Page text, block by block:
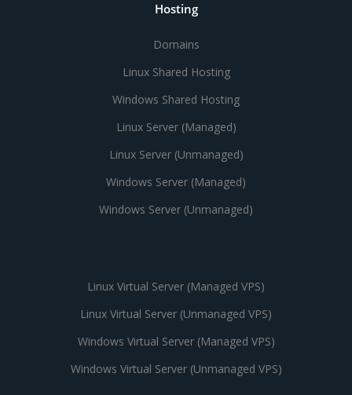
Hosting
Domains
Linux Shared Hosting
Windows Shared Hosting
Linux Server (Managed)
Linux Server (Unmanaged)
Windows Server (Managed)
Windows Server (Unmanaged)
Linux Virtual Server (Managed VPS)
Linux Virtual Server (Unmanaged VPS)
Windows Virtual Server (Managed VPS)
Windows Virtual Server (Unmanaged VPS)